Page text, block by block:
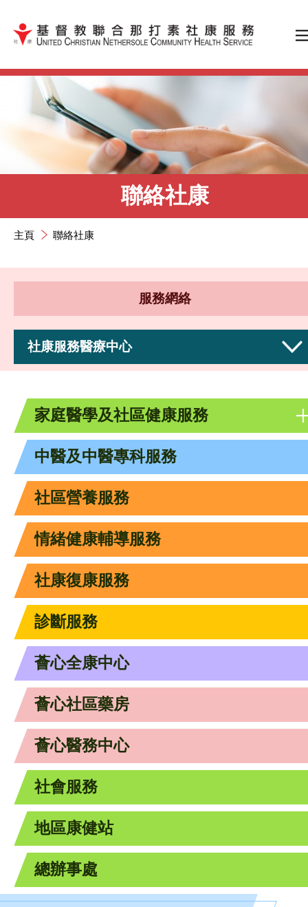
跳到內容（按輸入鍵）
聯絡社康
主頁 聯絡社康
服務網絡
社康服務醫療中心
家庭醫學及社區健康服務
中醫及中醫專科服務
社區營養服務
情緒健康輔導服務
社康復康服務
診斷服務
薈心全康中心
薈心社區藥房
薈心醫務中心
社會服務
地區康健站
總辦事處